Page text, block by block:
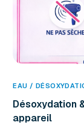
EAU /
Désoxydation
appareil